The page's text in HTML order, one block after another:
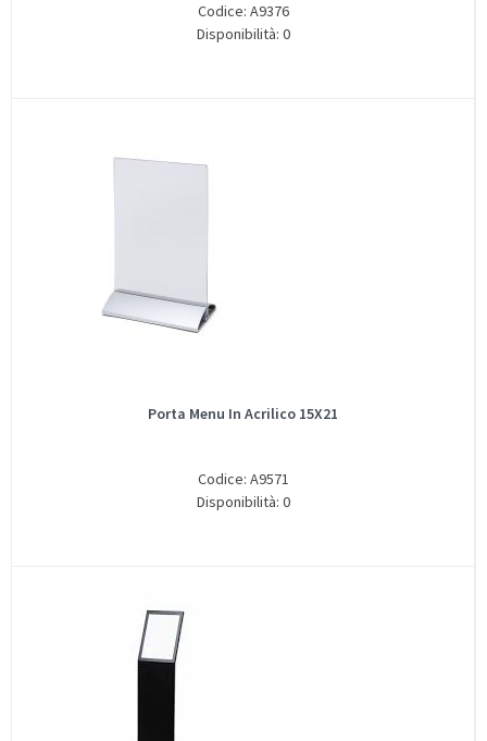
Codice: A9376
Disponibilità: 0
Porta Menu In Acrilico 15X21
Codice: A9571
Disponibilità: 0